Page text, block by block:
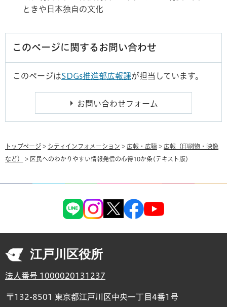
ときや日本独自の文化
このページに関するお問い合わせ
このページはSDGs推進部広報課が担当しています。
トップページ > シティインフォメーション > 広報・広聴 > 広報（印刷物・映像
など） > 区民へのわかりやすい情報発信の心得10か条(テキスト版)
江戸川区役所
法人番号 1000020131237
〒132-8501 東京都江戸川区中央一丁目4番1号